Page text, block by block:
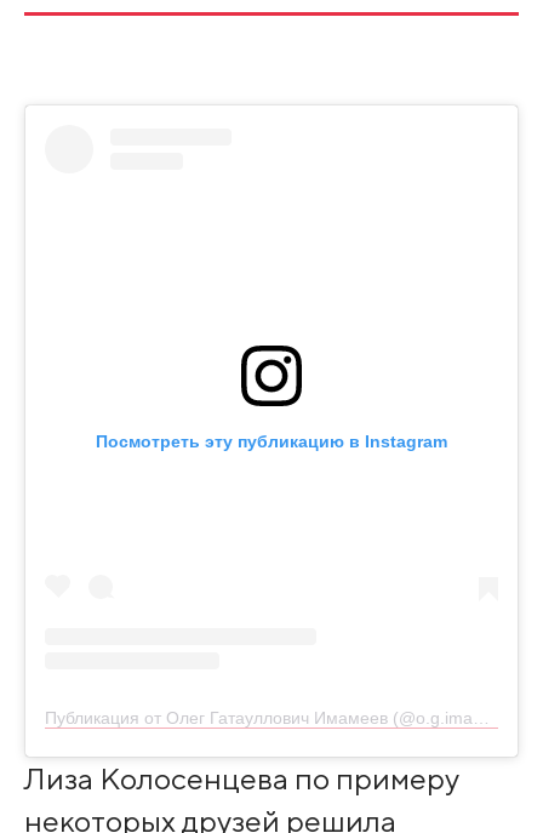
Посмотреть эту публикацию в Instagram
Публикация от Олег Гатауллович Имамеев (@o.g.imameev)
Лиза Колосенцева по примеру
некоторых друзей решила